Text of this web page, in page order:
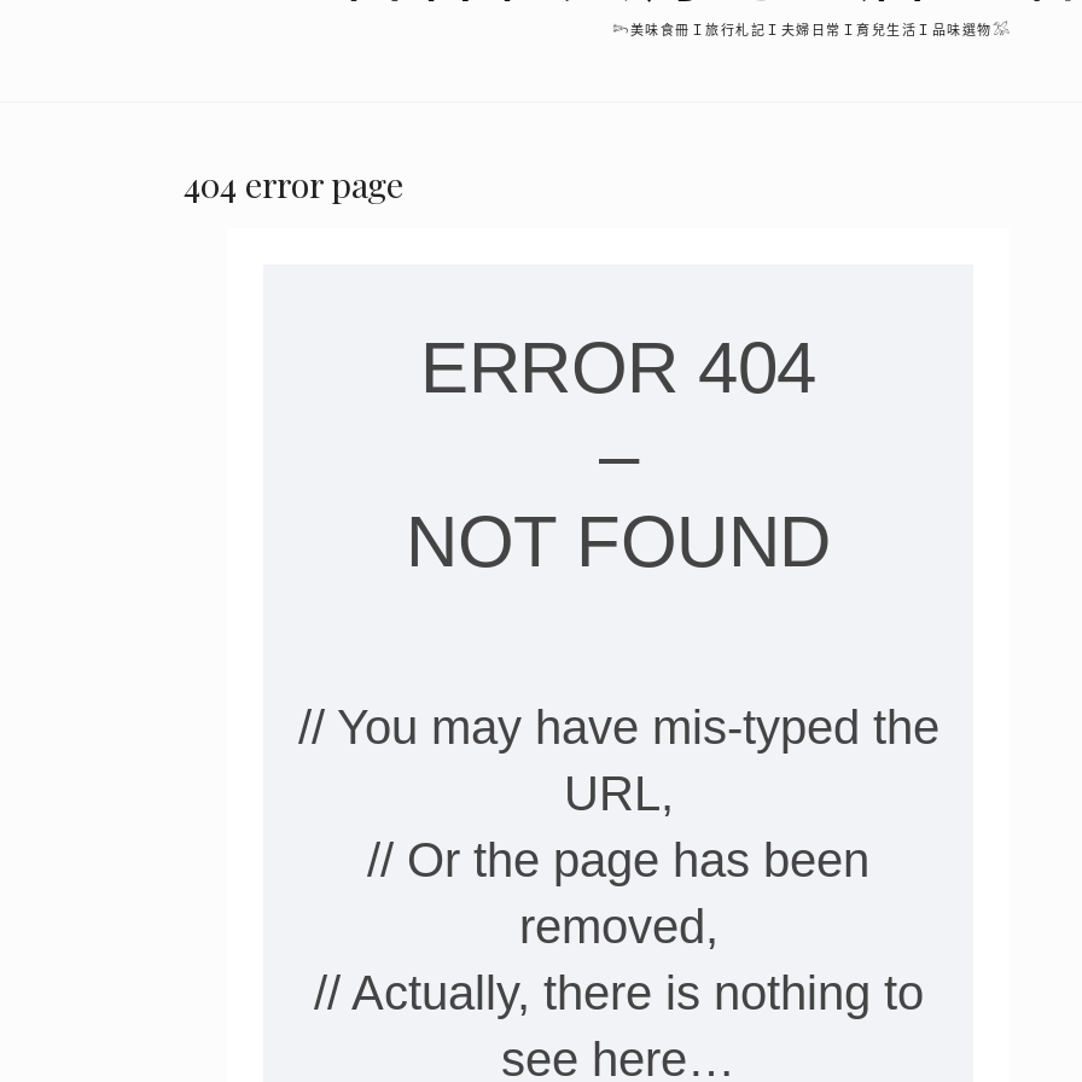
𓆸美味食冊Ｉ旅行札記Ｉ夫婦日常Ｉ育兒生活Ｉ品味選物𓅮
404 error page
ERROR 404
–
NOT FOUND
// You may have mis-typed the
URL,
// Or the page has been
removed,
// Actually, there is nothing to
see here…